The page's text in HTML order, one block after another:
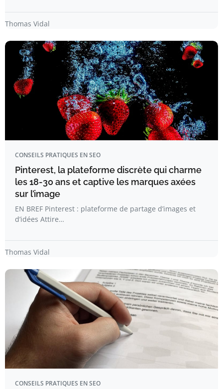
Thomas Vidal
CONSEILS PRATIQUES EN SEO
Pinterest, la plateforme discrète qui charme
les 18-30 ans et captive les marques axées
sur l’image
EN BREF Pinterest : plateforme de partage d’images et
d’idées Attire…
Thomas Vidal
CONSEILS PRATIQUES EN SEO